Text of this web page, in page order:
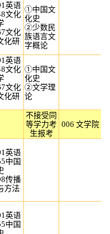
英语
文化
文化
化研
①中国文
化史
②少数民
族语言文
字概论
英语
文化
文化
化研
①中国文
化史
②文学理
论
不接受同
等学力考
生报考
006 文学院
英语
中国
传播
方法
英语
中国